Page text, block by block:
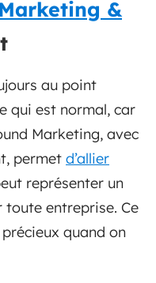
&
au point
qui est normal, car
Marketing, avec
permet d’allier
représenter un
entreprise. Ce
quand on